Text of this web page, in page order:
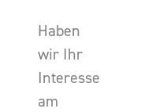
Haben
wir Ihr
Interesse
am